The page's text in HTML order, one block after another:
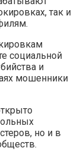
так и
социальной
и
мошенники
но и в